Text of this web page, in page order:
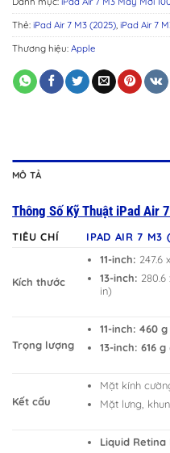
Thẻ: iPad Air 7 M3 (2025), iPad Air 7
Thương hiệu: Apple
MÔ TẢ
Thông Số Kỹ Thuật iPad Air
TIÊU CHÍ IPAD AIR 7 M3
Kích thước
11-inch: 247.6
13-inch: 280.6
in)
Trọng lượng
11-inch: 460
13-inch: 616 g
Kết cấu
Mặt kính
Mặt lưng,
Liquid Retina